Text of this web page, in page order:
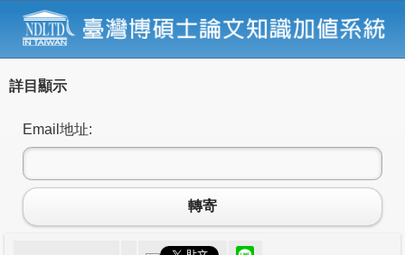
詳目顯示
Email地址:
轉寄